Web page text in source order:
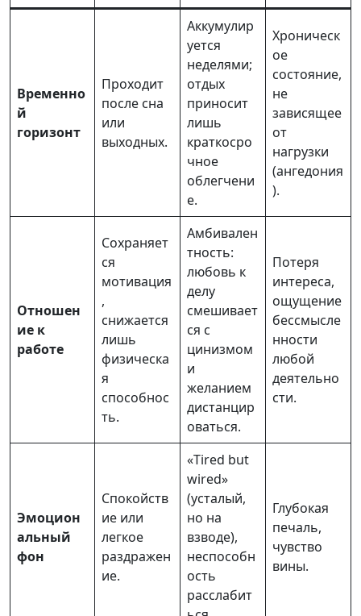
Временно
й
горизонт
Проходит
после сна
или
выходных.
Аккумулир
уется
неделями;
отдых
приносит
лишь
краткосро
чное
облегчени
е.
Хроническ
ое
состояние,
не
зависящее
от
нагрузки
(ангедония
).
Отношен
ие к
работе
Сохраняет
ся
мотивация
,
снижается
лишь
физическа
я
способнос
ть.
Амбивален
тность:
любовь к
делу
смешивает
ся с
цинизмом
и
желанием
дистанцир
оваться.
Потеря
интереса,
ощущение
бессмысле
нности
любой
деятельно
сти.
Эмоцион
альный
фон
Спокойств
ие или
легкое
раздражен
ие.
«Tired but
wired»
(усталый,
но на
взводе),
неспособн
ость
расслабит
Глубокая
печаль,
чувство
вины.